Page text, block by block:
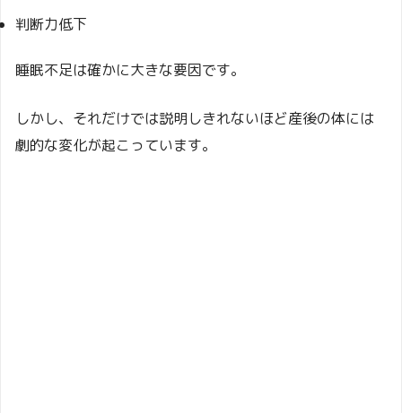
判断力低下
睡眠不足は確かに大きな要因です。
しかし、それだけでは説明しきれないほど産後の体には
劇的な変化が起こっています。